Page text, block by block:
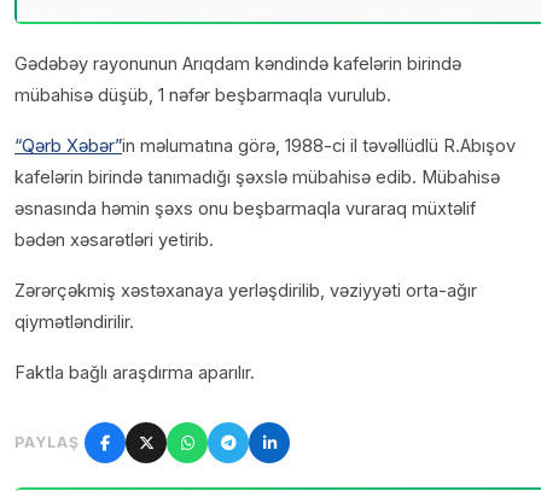
Gədəbəy rayonunun Arıqdam kəndində kafelərin birində
mübahisə düşüb, 1 nəfər beşbarmaqla vurulub.
“Qərb Xəbər”in məlumatına görə, 1988-ci il təvəllüdlü R.Abışov
kafelərin birində tanımadığı şəxslə mübahisə edib. Mübahisə
əsnasında həmin şəxs onu beşbarmaqla vuraraq müxtəlif
bədən xəsarətləri yetirib.
Zərərçəkmiş xəstəxanaya yerləşdirilib, vəziyyəti orta-ağır
qiymətləndirilir.
Faktla bağlı araşdırma aparılır.
PAYLAŞ